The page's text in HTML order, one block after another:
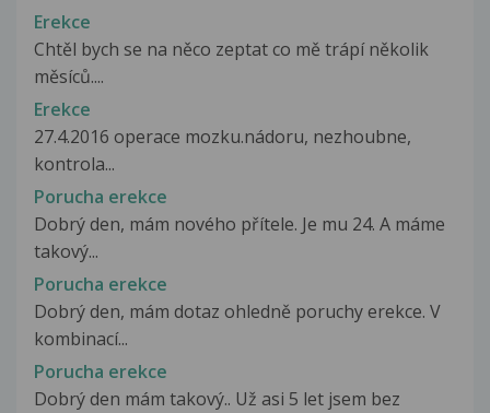
Erekce
Chtěl bych se na něco zeptat co mě trápí několik
měsíců....
Erekce
27.4.2016 operace mozku.nádoru, nezhoubne,
kontrola...
Porucha erekce
Dobrý den, mám nového přítele. Je mu 24. A máme
takový...
Porucha erekce
Dobrý den, mám dotaz ohledně poruchy erekce. V
kombinací...
Porucha erekce
Dobrý den mám takový.. Už asi 5 let jsem bez